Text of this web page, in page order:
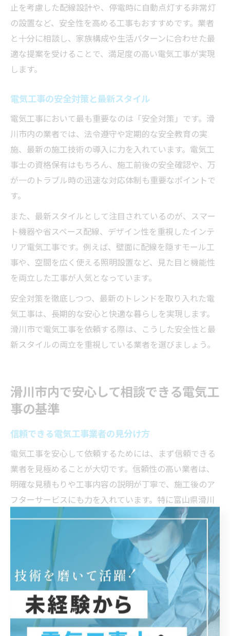
止を考慮した配線設計や、停電時に自動点灯する非常灯
の設置など、安全性を高める工事もおすすめです。業者
と十分に相談し、家族構成や生活パターンに合わせた最
適な提案を受けることで、満足度の高い電気工事が実現
します。
電気工事の安全対策と最新スタイル
電気工事において最も重要なのは「安全対策」です。滑
川市内の業者では、法令遵守や定期的な安全教育の実
施、最新の施工技術の導入に力を入れています。電気工
事士の資格保有はもちろん、施工前後の安全確認や、万
が一のトラブル時の迅速な対応体制も重要なポイントで
す。
また、最新スタイルとして注目されているのが、スマー
ト機器や省スペース配線、デザイン性を重視したインテ
リア電気工事です。例えば、壁面に配線を隠すモール工
事や、空間を広く使える照明設置など、見た目と機能性
を両立した工事が人気となっています。
安全対策を徹底しつつ、最新のトレンドを取り入れた電
気工事は、長期的な安心と快適な暮らしを実現します。
滑川市で電気工事を依頼する際は、こうした安全性と最
新スタイルの両立を重視している業者を選びましょう。
滑川市内で安心して相談できる電気工
事の基準
信頼できる電気工事業者の見分け方
電気工事を安心して依頼するためには、まず信頼できる
業者を見極めることが大切です。信頼性の高い業者は、
明確な見積もりや工事内容の説明が丁寧で、施工後のア
フターサービスにも力を入れています。特に富山県滑川
市のような地域密着型のエリアでは、地域での評判や口
コミも重要な判断材料となります。
見分けるポイントとしては、施工実績の提示や有資格者
の在籍、地元での長年の活動歴などが挙げられます。例
えば、滑川市内で多くの住宅や事業所の電気工事を手が
けている業者は、地域の特性やニーズをよく理解してい
るため、トラブル時の対応もスムーズです。
また、無理な値引きや不明瞭な契約内容には注意が必要